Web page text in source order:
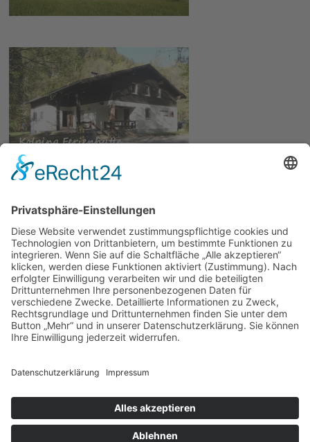
© 2026 | Kolpingwerk Diözesanverband Augsburg
Datenschutzerklärung|Impressum